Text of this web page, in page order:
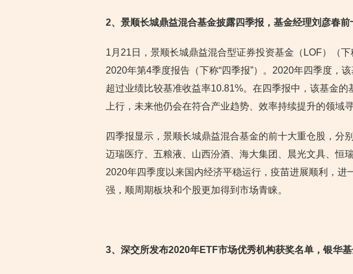
2、景顺长城鼎益混合基金披露四季报，基金经理刘彦春
1月21日，景顺长城鼎益混合型证券投资基金（LOF）（下
2020年第4季度报告（下称“四季报”）。2020年四季度，
超过业绩比较基准收益率10.81%。在四季报中，该基金的
上行，未来他仍会在符合产业趋势、效率持续提升的领域
四季报显示，景顺长城鼎益混合基金的前十大重仓股，分
迈瑞医疗、五粮液、山西汾酒、海大集团、晨光文具、恒
2020年四季度以来国内经济平稳运行，疫苗进展顺利，进
强，顺周期板块和个股更加得到市场青睐。
3、深交所发布2020年ETF市场优秀机构获奖名单，银华